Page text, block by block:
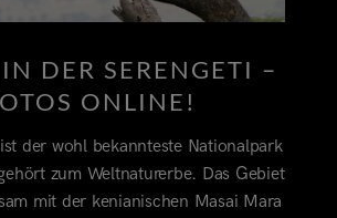
DER SERENGETI –
ONLINE!
der wohl bekannteste Nationalpark
zum Weltnaturerbe. Das Gebiet
mit der kenianischen Masai Mara